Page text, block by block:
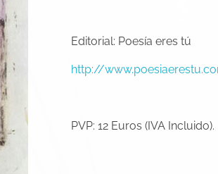
Editorial: Poesía eres tú
http://
PVP: 12 Euros (IVA Incluido).